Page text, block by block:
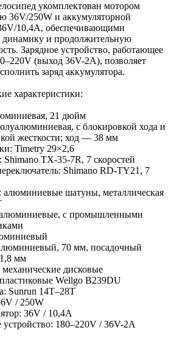
укомплектован мотором
36V/250W и аккумуляторной
10,4A, обеспечивающими
и продолжительную
Зарядное устройство, работающее
(выход 36V-2A), позволяет
заряд аккумулятора.
характеристики:
21 дюйм
с блокировкой хода и
жесткости; ход — 38 мм
Timetry 29×2,6
Shimano TX-35-7R, 7 скоростей
Shimano RD-TY21, 7
алюминиевые шатуны, металлическая
с промышленными
70 мм, посадочный
мм
дисковые
Wellgo B239DU
Sunrun 14T–28T
/ 250W
36V / 10,4A
устройство: 180–220V / 36V-2A